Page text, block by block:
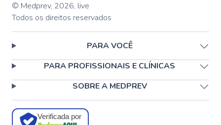
© Medprev, 2026, live
Todos os direitos reservados
PARA VOCÊ
PARA PROFISSIONAIS E CLÍNICAS
SOBRE A MEDPREV
Verificada por